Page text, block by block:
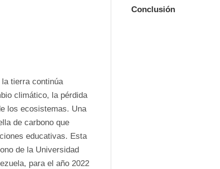
tierra continúa
climático, la pérdida
los ecosistemas. Una
de carbono que
educativas. Esta
de la Universidad
para el año 2022
Conclusión